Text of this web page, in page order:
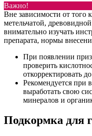
Важно!
Вне зависимости от того
метельчатой,
внимательно изучать
препарата, нормы
При появлении
проверить
откорректировать
Рекомендуется при
выработать свою
минералов и
Подкормка для